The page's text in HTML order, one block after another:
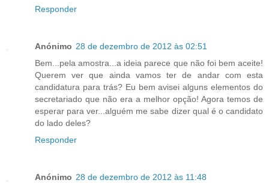
Responder
Anónimo 28 de dezembro de 2012 às 02:51
Bem...pela amostra...a ideia parece que não foi bem aceite!
Querem ver que ainda vamos ter de andar com esta
candidatura para trás? Eu bem avisei alguns elementos do
secretariado que não era a melhor opção! Agora temos de
esperar para ver...alguém me sabe dizer qual é o candidato
do lado deles?
Responder
Anónimo 28 de dezembro de 2012 às 11:48